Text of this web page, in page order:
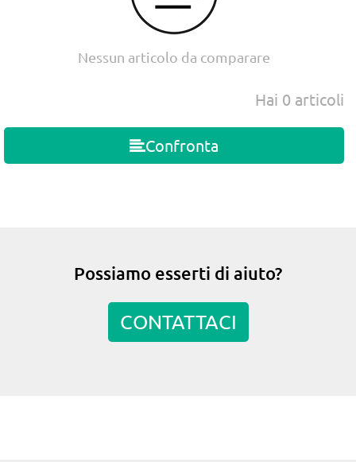
Nessun articolo da comparare
Hai 0 articoli
Confronta
Possiamo esserti di aiuto?
CONTATTACI